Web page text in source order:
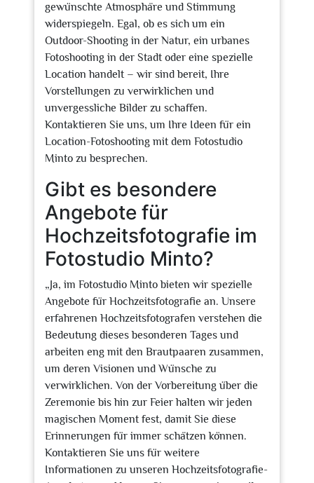
gewünschte Atmosphäre und Stimmung
widerspiegeln. Egal, ob es sich um ein
Outdoor-Shooting in der Natur, ein urbanes
Fotoshooting in der Stadt oder eine spezielle
Location handelt – wir sind bereit, Ihre
Vorstellungen zu verwirklichen und
unvergessliche Bilder zu schaffen.
Kontaktieren Sie uns, um Ihre Ideen für ein
Location-Fotoshooting mit dem Fotostudio
Minto zu besprechen.
Gibt es besondere
Angebote für
Hochzeitsfotografie im
Fotostudio Minto?
„Ja, im Fotostudio Minto bieten wir spezielle
Angebote für Hochzeitsfotografie an. Unsere
erfahrenen Hochzeitsfotografen verstehen die
Bedeutung dieses besonderen Tages und
arbeiten eng mit den Brautpaaren zusammen,
um deren Visionen und Wünsche zu
verwirklichen. Von der Vorbereitung über die
Zeremonie bis hin zur Feier halten wir jeden
magischen Moment fest, damit Sie diese
Erinnerungen für immer schätzen können.
Kontaktieren Sie uns für weitere
Informationen zu unseren Hochzeitsfotografie-